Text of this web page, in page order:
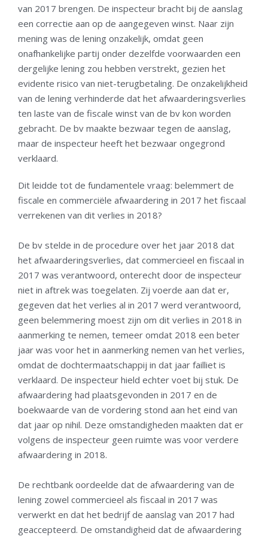
van 2017 brengen. De inspecteur bracht bij de aanslag
een correctie aan op de aangegeven winst. Naar zijn
mening was de lening onzakelijk, omdat geen
onafhankelijke partij onder dezelfde voorwaarden een
dergelijke lening zou hebben verstrekt, gezien het
evidente risico van niet-terugbetaling. De onzakelijkheid
van de lening verhinderde dat het afwaarderingsverlies
ten laste van de fiscale winst van de bv kon worden
gebracht. De bv maakte bezwaar tegen de aanslag,
maar de inspecteur heeft het bezwaar ongegrond
verklaard.
Dit leidde tot de fundamentele vraag: belemmert de
fiscale en commerciële afwaardering in 2017 het fiscaal
verrekenen van dit verlies in 2018?
De bv stelde in de procedure over het jaar 2018 dat
het afwaarderingsverlies, dat commercieel en fiscaal in
2017 was verantwoord, onterecht door de inspecteur
niet in aftrek was toegelaten. Zij voerde aan dat er,
gegeven dat het verlies al in 2017 werd verantwoord,
geen belemmering moest zijn om dit verlies in 2018 in
aanmerking te nemen, temeer omdat 2018 een beter
jaar was voor het in aanmerking nemen van het verlies,
omdat de dochtermaatschappij in dat jaar failliet is
verklaard. De inspecteur hield echter voet bij stuk. De
afwaardering had plaatsgevonden in 2017 en de
boekwaarde van de vordering stond aan het eind van
dat jaar op nihil. Deze omstandigheden maakten dat er
volgens de inspecteur geen ruimte was voor verdere
afwaardering in 2018.
De rechtbank oordeelde dat de afwaardering van de
lening zowel commercieel als fiscaal in 2017 was
verwerkt en dat het bedrijf de aanslag van 2017 had
geaccepteerd. De omstandigheid dat de afwaardering